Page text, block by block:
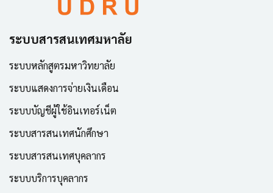
ระบบสารสนเทศมหาลัย
ระบบหลักสูตรมหาวิทยาลัย
ระบบแสดงการจ่ายเงินเดือน
ระบบบัญชีผู้ใช้อินเทอร์เน็ต
ระบบสารสนเทศนักศึกษา
ระบบสารสนเทศบุคลากร
ระบบบริการบุคลากร